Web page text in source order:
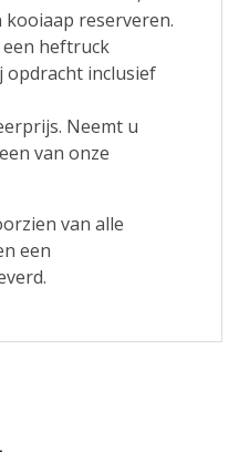
reserveren.
heftruck
opdracht inclusief
Neemt u
van onze
van alle
een